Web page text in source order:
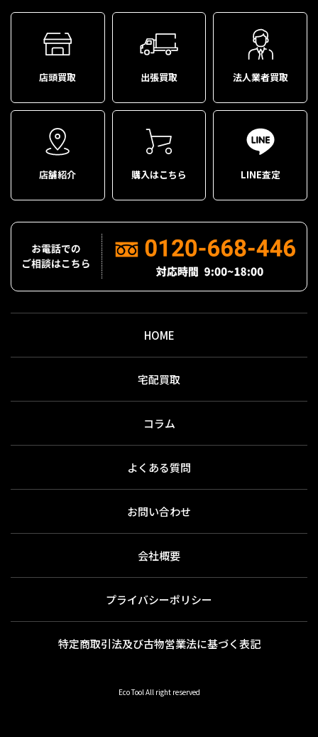
店頭買取 出張買取 法人業者買取
店舗紹介 購入はこちら LINE査定
HOME
宅配買取
コラム
よくある質問
お問い合わせ
会社概要
プライバシーポリシー
特定商取引法及び古物営業法に基づく表記
Eco Tool All right reserved